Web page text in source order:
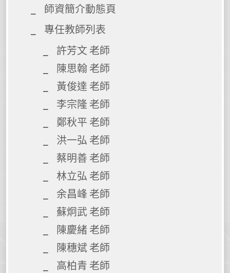
師資簡介動態頁
專任教師列表
許芳文 老師
陳思翰 老師
黃俊達 老師
李宗隆 老師
鄭秋平 老師
洪一弘 老師
蔡明善 老師
林立弘 老師
余昌峰 老師
蘇炯武 老師
陳慶緒 老師
陳穗斌 老師
高柏青 老師